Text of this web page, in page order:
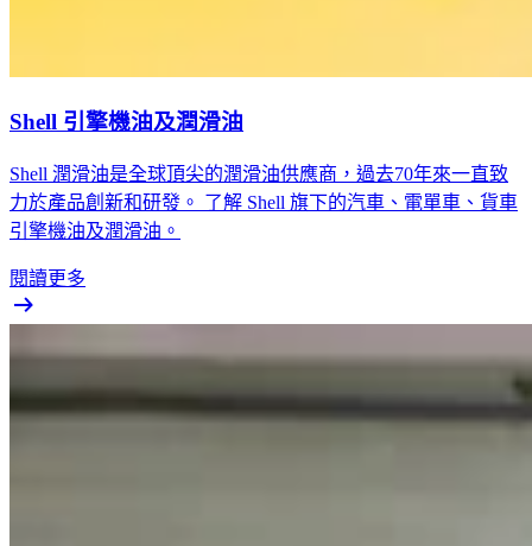
Shell 引擎機油及潤滑油
Shell 潤滑油是全球頂尖的潤滑油供應商，過去70年來一直致
力於產品創新和研發。 了解 Shell 旗下的汽車、電單車、貨車
引擎機油及潤滑油。
閱讀更多